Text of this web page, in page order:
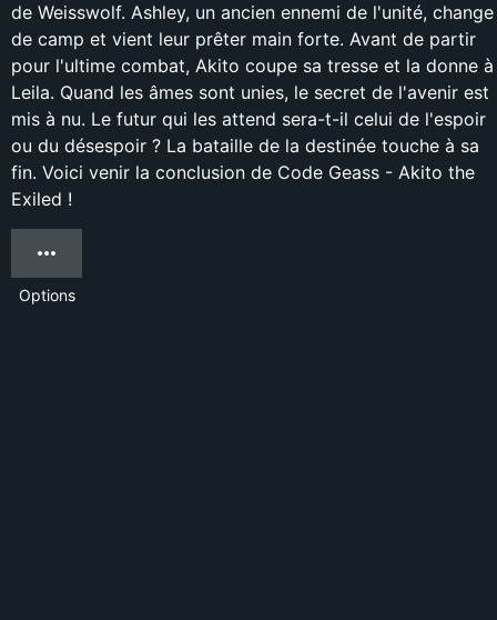
de Weisswolf. Ashley, un ancien ennemi de l'unité, change
de camp et vient leur prêter main forte. Avant de partir
pour l'ultime combat, Akito coupe sa tresse et la donne à
Leila. Quand les âmes sont unies, le secret de l'avenir est
mis à nu. Le futur qui les attend sera-t-il celui de l'espoir
ou du désespoir ? La bataille de la destinée touche à sa
fin. Voici venir la conclusion de Code Geass - Akito the
Exiled !
Options